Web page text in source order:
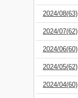
2024/08(63)
2024/07(62)
2024/06(60)
2024/05(62)
2024/04(60)